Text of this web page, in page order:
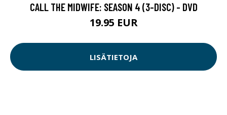
CALL THE MIDWIFE: SEASON 4 (3-DISC) - DVD
19.95 EUR
LISÄTIETOJA